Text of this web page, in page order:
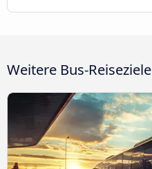
Weitere Bus-Reiseziele